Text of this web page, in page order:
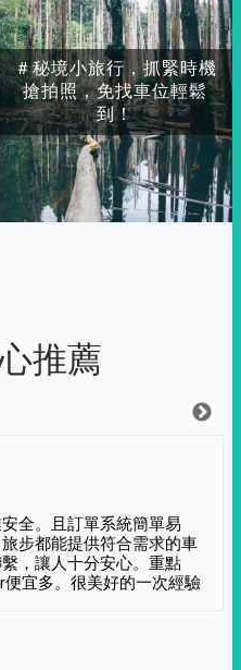
＃秘境小旅行，抓緊時機
搶拍照，免找車位輕鬆
到！
推薦
全。且訂單系統簡單易
步都能提供符合需求的車
，讓人十分安心。重點
宜多。很美好的一次經驗